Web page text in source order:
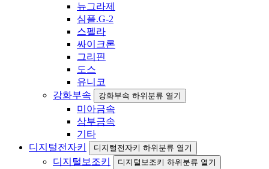
뉴그라제
심플.G-2
스펠라
싸이크론
그리핀
도스
유니코
강화부속
강화부속 하위분류 열기
미아금속
삼부금속
기타
디지털전자키
디지털전자키 하위분류 열기
디지털보조키 디지털보조키 하위분류 열기